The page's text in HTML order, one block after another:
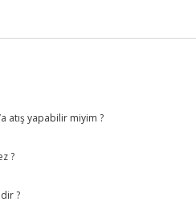
atış yapabilir miyim ?
?
?